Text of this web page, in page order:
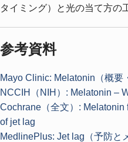
タイミング）と光の当て方の
参考資料
Mayo Clinic: Melatonin（概要
NCCIH（NIH）: Melatonin –
Cochrane（全文）: Melatonin
of jet lag
MedlinePlus: Jet lag（予防と